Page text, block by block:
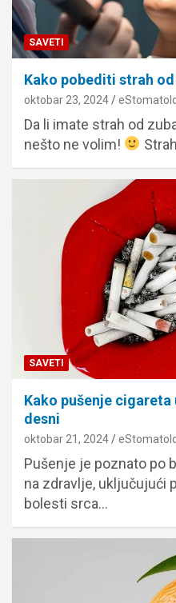
SAVETI
Kako pobediti strah
oktobar 23, 2024
Da li imate strah od
nešto ne volim!
SAVETI
Kako pušenje
desni
oktobar 21, 2024
Pušenje je poznato po
na zdravlje, uključujući
bolesti srca…